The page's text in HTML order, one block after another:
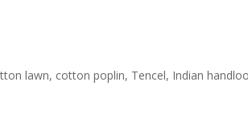
lawn, cotton poplin, Tencel, Indian